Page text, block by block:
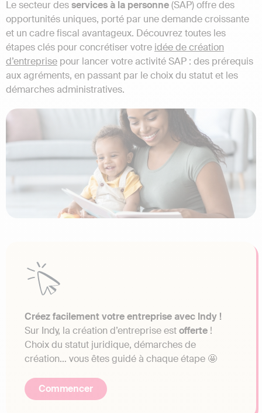
Le secteur desservices à la personne(SAP) offre des
opportunités uniques, porté par une demande croissante
et un cadre fiscal avantageux. Découvrez toutes les
étapes clés pour concrétiser votre idée de création
d’entreprise pour lancer votre activité SAP : des prérequis
aux agréments, en passant par le choix du statut et les
démarches administratives.
Créez facilement votre entreprise avec Indy !
Sur Indy, la création d’entreprise estofferte !
Choix du statut juridique, démarches de
création… vous êtes guidé à chaque étape 🤩
Commencer